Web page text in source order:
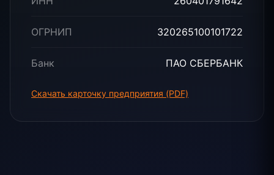
ОГРНИП 320265100101722
Банк ПАО СБЕРБАНК
Скачать карточку предприятия (PDF)